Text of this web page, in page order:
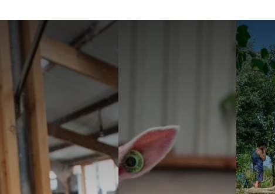
Vier je kinderfeestje
belevenisboerderij
Kom langs